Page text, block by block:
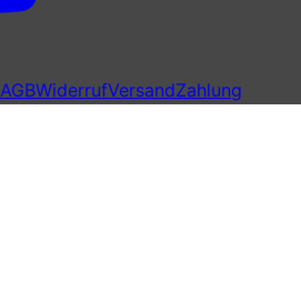
AGBWiderrufVersandZahlung